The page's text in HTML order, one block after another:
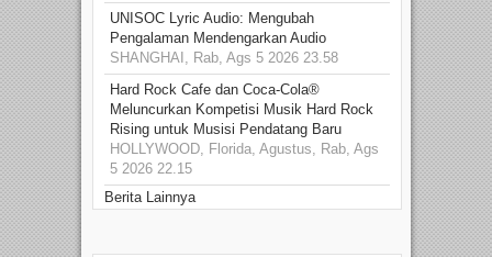
UNISOC Lyric Audio: Mengubah
Pengalaman Mendengarkan Audio
SHANGHAI, Rab, Ags 5 2026 23.58
Hard Rock Cafe dan Coca-Cola®
Meluncurkan Kompetisi Musik Hard Rock
Rising untuk Musisi Pendatang Baru
HOLLYWOOD, Florida, Agustus, Rab, Ags
5 2026 22.15
Berita Lainnya